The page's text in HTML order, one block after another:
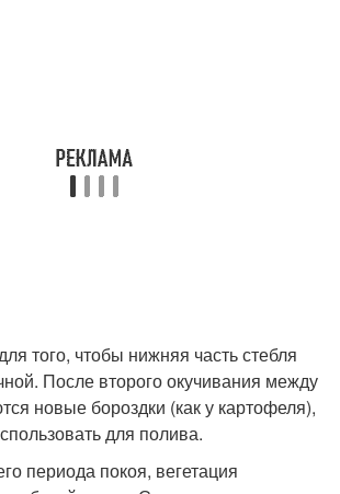
того, чтобы нижняя часть стебля
После второго окучивания между
новые бороздки (как у картофеля),
для полива.
периода покоя, вегетация